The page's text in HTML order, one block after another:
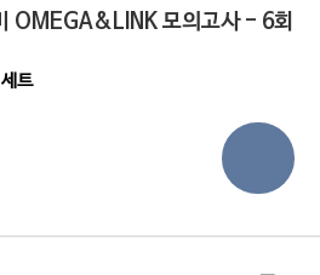
OMEGA&LINK 모의고사 - 6회
트